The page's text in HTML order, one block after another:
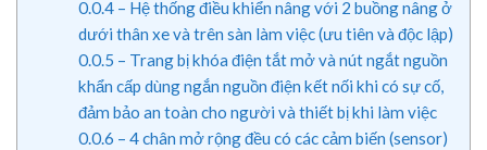
0.0.4– Hệ thống điều khiển nâng với 2 buồng nâng ở
dưới thân xe và trên sàn làm việc (ưu tiên và độc lập)
0.0.5 – Trang bị khóa điện tắt mở và nút ngắt nguồn
khẩn cấp dùng ngắn nguồn điện kết nối khi có sự cố,
đảm bảo an toàn cho người và thiết bị khi làm việc
0.0.6 – 4 chân mở rộng đều có các cảm biến (sensor)